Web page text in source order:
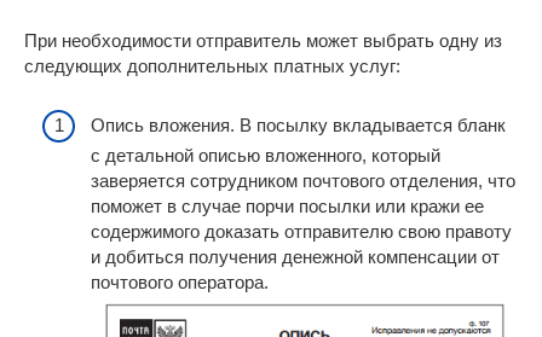
При необходимости отправитель может выбрать одну из
следующих дополнительных платных услуг:
Опись вложения. В посылку вкладывается бланк
с детальной описью вложенного, который
заверяется сотрудником почтового отделения, что
поможет в случае порчи посылки или кражи ее
содержимого доказать отправителю свою правоту
и добиться получения денежной компенсации от
почтового оператора.